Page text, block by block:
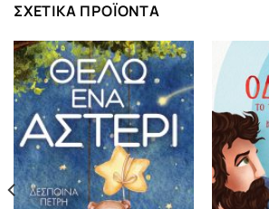
ΣΧΕΤΙΚΆ ΠΡΟΪΌΝΤΑ